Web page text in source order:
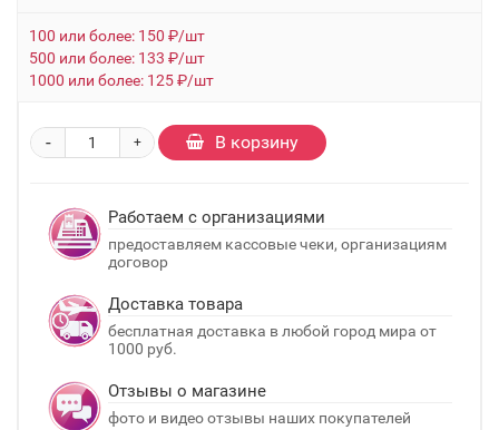
100 или более: 150 ₽/шт
500 или более: 133 ₽/шт
1000 или более: 125 ₽/шт
+
- В корзину
Работаем с организациями
предоставляем кассовые чеки, организациям
договор
Доставка товара
бесплатная доставка в любой город мира от
1000 руб.
Отзывы о магазине
фото и видео отзывы наших покупателей